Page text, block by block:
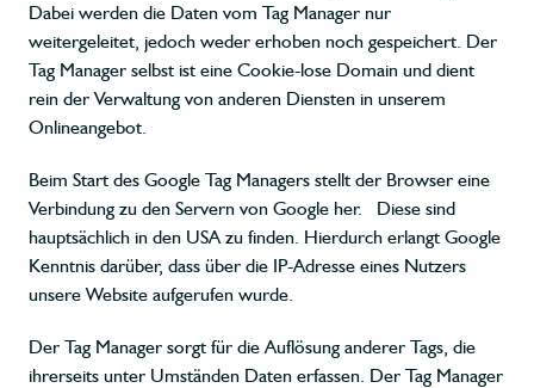
Dabei werden die Daten vom Tag Manager nur
weitergeleitet, jedoch weder erhoben noch gespeichert. Der
Tag Manager selbst ist eine Cookie-lose Domain und dient
rein der Verwaltung von anderen Diensten in unserem
Onlineangebot.
Beim Start des Google Tag Managers stellt der Browser eine
Verbindung zu den Servern von Google her. Diese sind
hauptsächlich in den USA zu finden. Hierdurch erlangt Google
Kenntnis darüber, dass über die IP-Adresse eines Nutzers
unsere Website aufgerufen wurde.
Der Tag Manager sorgt für die Auflösung anderer Tags, die
ihrerseits unter Umständen Daten erfassen. Der Tag Manager